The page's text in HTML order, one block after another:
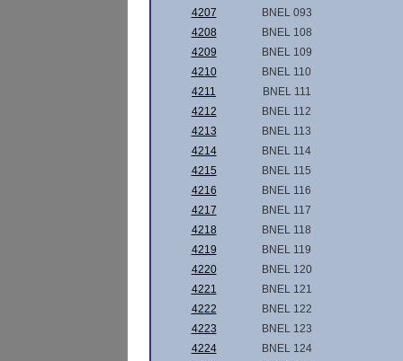
4207
BNEL 093
4208
BNEL 108
4209
BNEL 109
4210
BNEL 110
4211
BNEL 111
4212
BNEL 112
4213
BNEL 113
4214
BNEL 114
4215
BNEL 115
4216
BNEL 116
4217
BNEL 117
4218
BNEL 118
4219
BNEL 119
4220
BNEL 120
4221
BNEL 121
4222
BNEL 122
4223
BNEL 123
4224
BNEL 124